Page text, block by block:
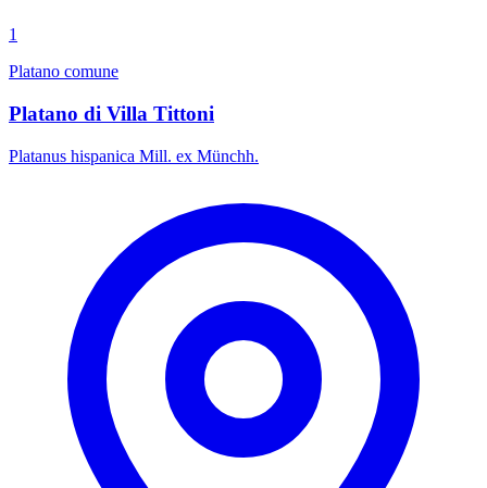
1
Platano comune
Platano di Villa Tittoni
Platanus hispanica Mill. ex Münchh.